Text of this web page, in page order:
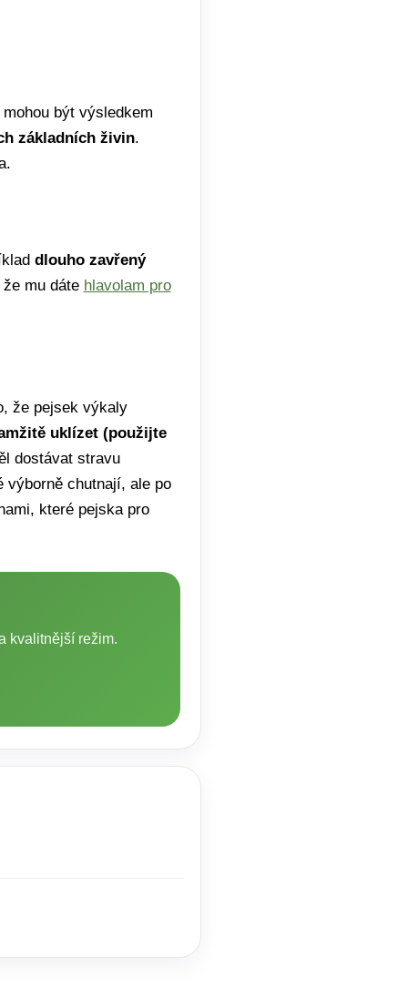
být výsledkem
základních živin.
dlouho zavřený
mu dáte hlavolam pro
že pejsek výkaly
uklízet (použijte
dostávat stravu
výborně chutnají, ale po
které pejska pro
kvalitnější režim.